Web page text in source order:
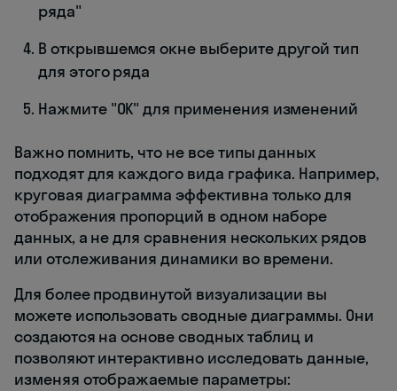
ряда"
В открывшемся окне выберите другой тип
для этого ряда
Нажмите "ОК" для применения изменений
Важно помнить, что не все типы данных
подходят для каждого вида графика. Например,
круговая диаграмма эффективна только для
отображения пропорций в одном наборе
данных, а не для сравнения нескольких рядов
или отслеживания динамики во времени.
Для более продвинутой визуализации вы
можете использовать сводные диаграммы. Они
создаются на основе сводных таблиц и
позволяют интерактивно исследовать данные,
изменяя отображаемые параметры: